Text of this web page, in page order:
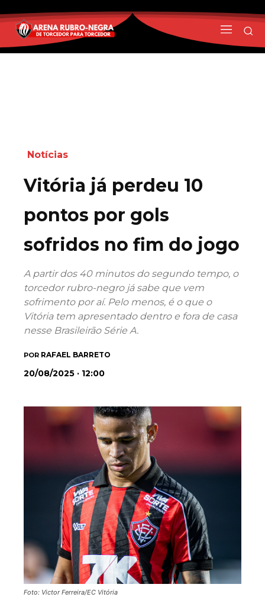
Notícias
Vitória já perdeu 10
pontos por gols
sofridos no fim do jogo
A partir dos 40 minutos do segundo tempo, o
torcedor rubro-negro já sabe que vem
sofrimento por aí. Pelo menos, é o que o
Vitória tem apresentado dentro e fora de casa
nesse Brasileirão Série A.
POR RAFAEL BARRETO
20/08/2025 · 12:00
Foto: Victor Ferreira/EC Vitória